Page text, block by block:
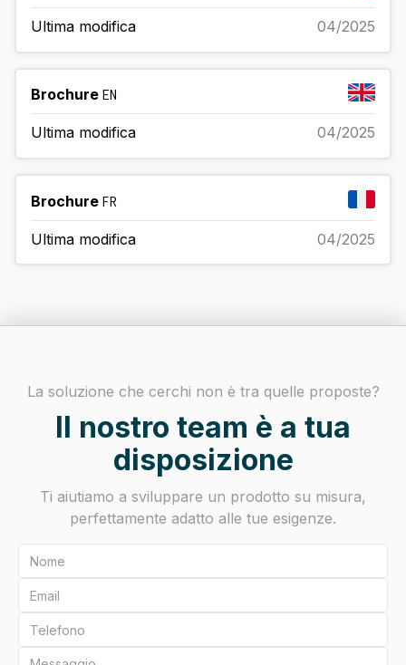
Ultima modifica 04/2025
Brochure EN
Ultima modifica 04/2025
Brochure FR
Ultima modifica 04/2025
La soluzione che cerchi non è tra quelle proposte?
Il nostro team è a tua
disposizione
Ti aiutiamo a sviluppare un prodotto su misura,
perfettamente adatto alle tue esigenze.